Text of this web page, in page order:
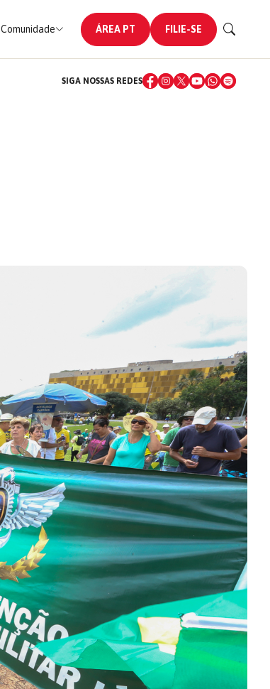
Comunidade ÁREA PT FILIE-SE
SIGA NOSSAS REDES